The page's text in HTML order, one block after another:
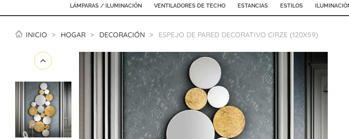
LÁMPARAS / ILUMINACIÓN VENTILADORES DE TECHO ESTANCIAS ESTILOS
INICIO HOGAR DECORACIÓN ESPEJO DE PARED DECORATIVO CIRZE (120X59)